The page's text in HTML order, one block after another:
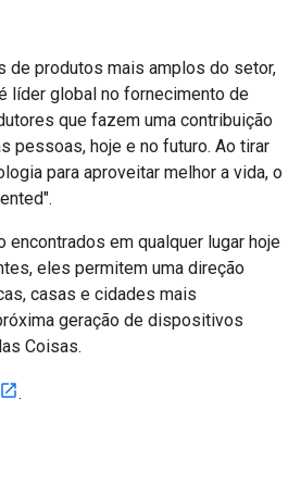
de produtos mais amplos do setor,
líder global no fornecimento de
que fazem uma contribuição
pessoas, hoje e no futuro. Ao tirar
para aproveitar melhor a vida, o
encontrados em qualquer lugar hoje
eles permitem uma direção
casas e cidades mais
geração de dispositivos
Coisas.
.